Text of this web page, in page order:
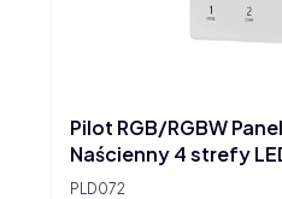
PLD072
Pilot RGB/RGBW
Naścienny 4 strefy
SD